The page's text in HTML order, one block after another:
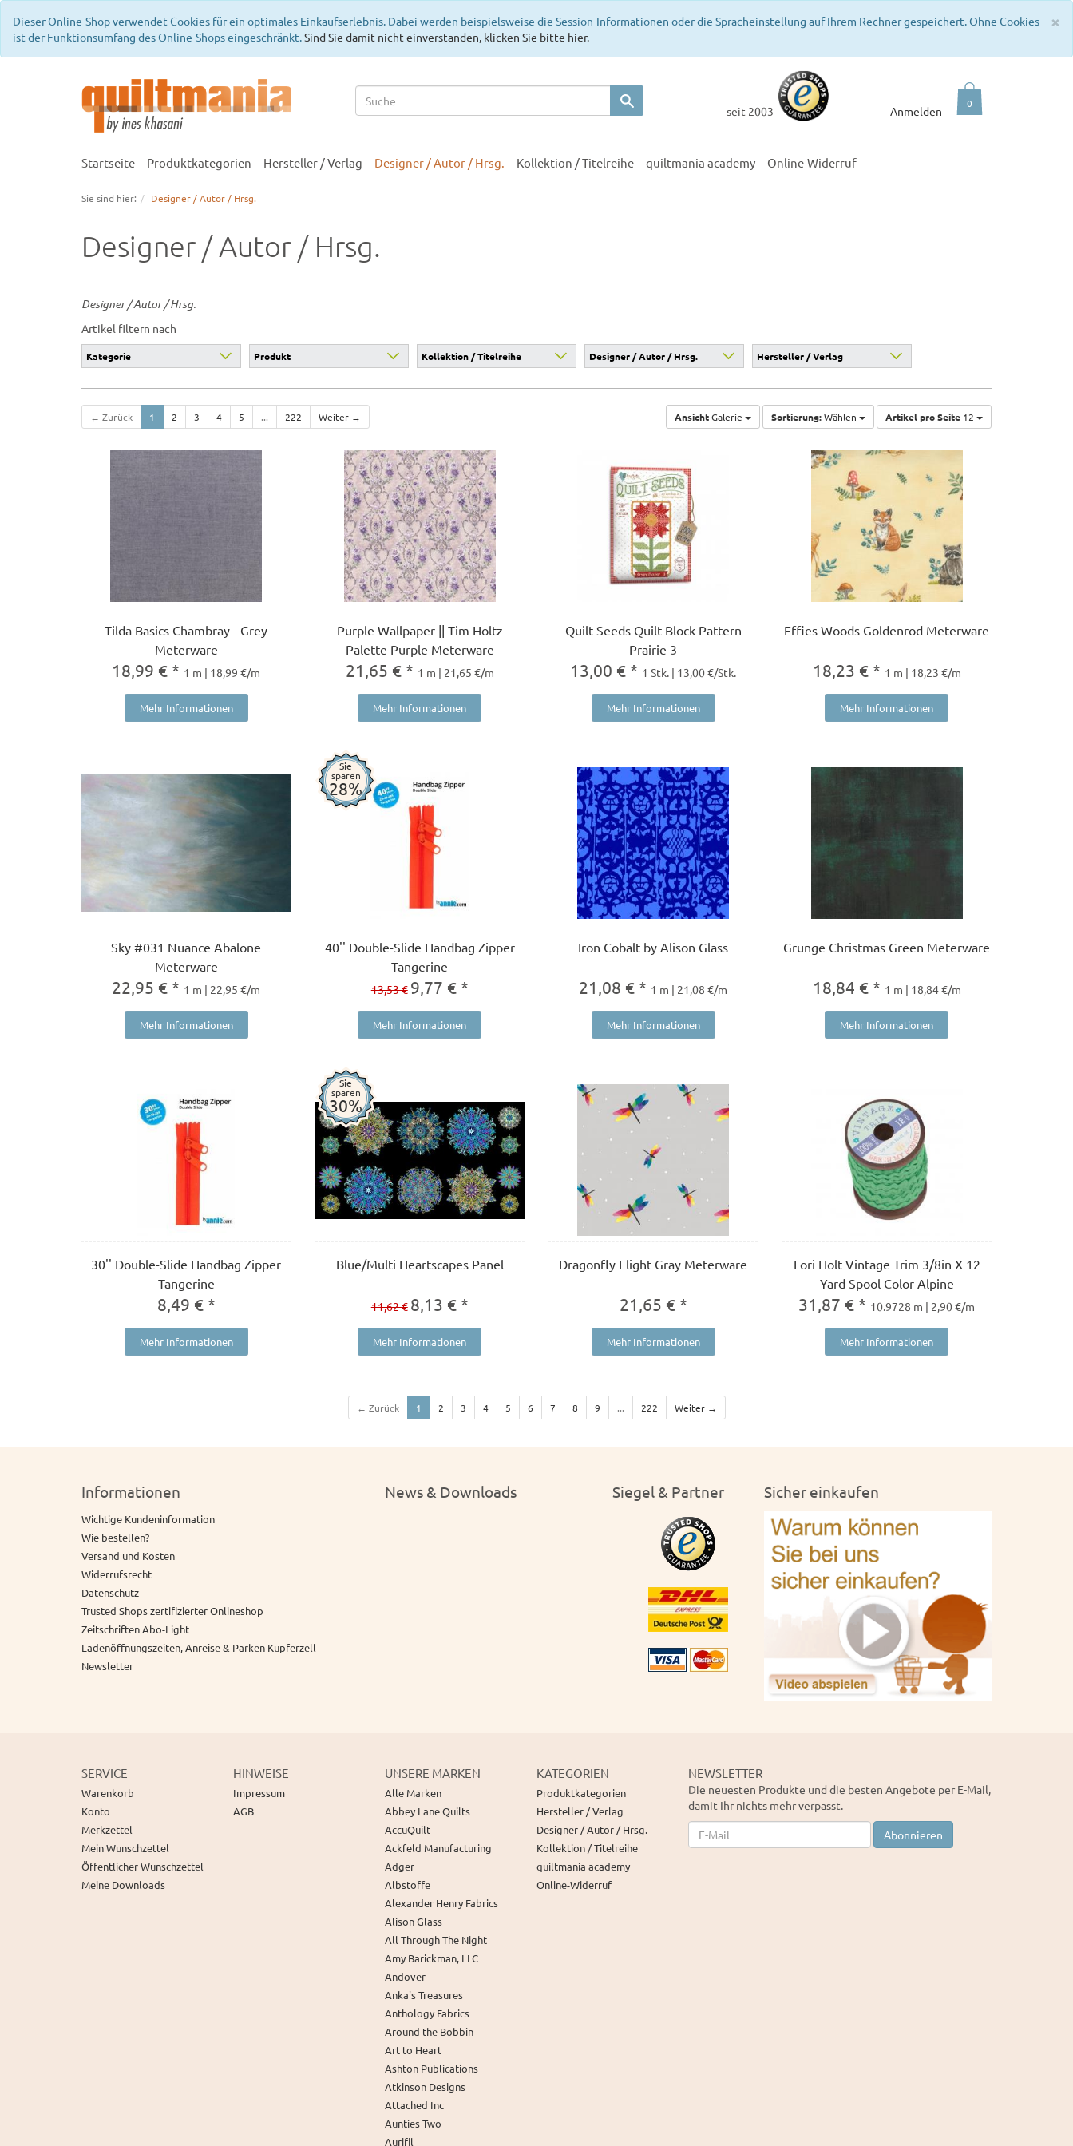
×
Dieser Online-Shop verwendet Cookies für ein optimales Einkaufserlebnis. Dabei werden beispielsweise die Session-Informationen oder die Spracheinstellung auf Ihrem Rechner gespeichert. Ohne Cookies
ist der Funktionsumfang des Online-Shops eingeschränkt.Sind Sie damit nicht einverstanden, klicken Sie bitte hier.
seit 2003 Anmelden
0
Startseite Produktkategorien Hersteller / Verlag Designer / Autor / Hrsg. Kollektion / Titelreihe quiltmania academy Online-Widerruf
Sie sind hier: Designer / Autor / Hrsg.
Designer / Autor / Hrsg.
Designer / Autor / Hrsg.
Artikel filtern nach
Produkt
← Zurück 1 2 3 4 5 ... 222 Weiter → AnsichtGalerie Sortierung:Wählen Artikel pro Seite 12
Tilda Basics Chambray - Grey
Meterware
18,99 € * 1 m | 18,99 €/m
Mehr Informationen
Purple Wallpaper || Tim Holtz
Palette Purple Meterware
21,65 € * 1 m | 21,65 €/m
Mehr Informationen
Quilt Seeds Quilt Block Pattern
Prairie 3
13,00 € * 1 Stk. | 13,00 €/Stk.
Mehr Informationen
Effies Woods Goldenrod Meterware
18,23 € * 1 m | 18,23 €/m
Mehr Informationen
Sky #031 Nuance Abalone
Meterware
22,95 € * 1 m | 22,95 €/m
Mehr Informationen
Sie
sparen
28%
40'' Double-Slide Handbag Zipper
Tangerine
13,53 € 9,77 € *
Mehr Informationen
Iron Cobalt by Alison Glass
21,08 € * 1 m | 21,08 €/m
Mehr Informationen
Grunge Christmas Green Meterware
18,84 € * 1 m | 18,84 €/m
Mehr Informationen
30'' Double-Slide Handbag Zipper
Tangerine
8,49 € *
Mehr Informationen
Sie
sparen
30%
Blue/Multi Heartscapes Panel
11,62 € 8,13 € *
Mehr Informationen
Dragonfly Flight Gray Meterware
21,65 € *
Mehr Informationen
Lori Holt Vintage Trim 3/8in X 12
Yard Spool Color Alpine
31,87 € * 10.9728 m | 2,90 €/m
Mehr Informationen
← Zurück 1 2 3 4 5 6 7 8 9 ... 222 Weiter →
Informationen
Wichtige Kundeninformation
Wie bestellen?
Versand und Kosten
Widerrufsrecht
Datenschutz
Trusted Shops zertifizierter Onlineshop
Zeitschriften Abo-Light
Ladenöffnungszeiten, Anreise & Parken Kupferzell
Newsletter
News & Downloads Siegel & Partner Sicher einkaufen
SERVICE
Warenkorb
Konto
Merkzettel
Mein Wunschzettel
Öffentlicher Wunschzettel
Meine Downloads
HINWEISE
Impressum
AGB
UNSERE MARKEN
Alle Marken
Abbey Lane Quilts
AccuQuilt
Ackfeld Manufacturing
Adger
Albstoffe
Alexander Henry Fabrics
Alison Glass
All Through The Night
Amy Barickman, LLC
Andover
Anka's Treasures
Anthology Fabrics
Around the Bobbin
Art to Heart
Ashton Publications
Atkinson Designs
Attached Inc
Aunties Two
Aurifil
KATEGORIEN
Produktkategorien
Hersteller / Verlag
Designer / Autor / Hrsg.
Kollektion / Titelreihe
quiltmania academy
Online-Widerruf
NEWSLETTER
Die neuesten Produkte und die besten Angebote per E-Mail,
damit Ihr nichts mehr verpasst.
Newsletter
Abonnieren